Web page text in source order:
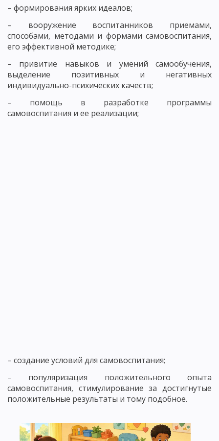
– формирования ярких идеалов;
– вооружение воспитанников приемами,
способами, методами и формами самовоспитания,
его эффективной методике;
– привитие навыков и умений самообучения,
выделение позитивных и негативных
индивидуально-психических качеств;
– помощь в разработке программы
самовоспитания и ее реализации;
– создание условий для самовоспитания;
– популяризация положительного опыта
самовоспитания, стимулирование за достигнутые
положительные результаты и тому подобное.